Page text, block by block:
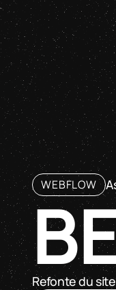
WEBFLOW
Refonte du